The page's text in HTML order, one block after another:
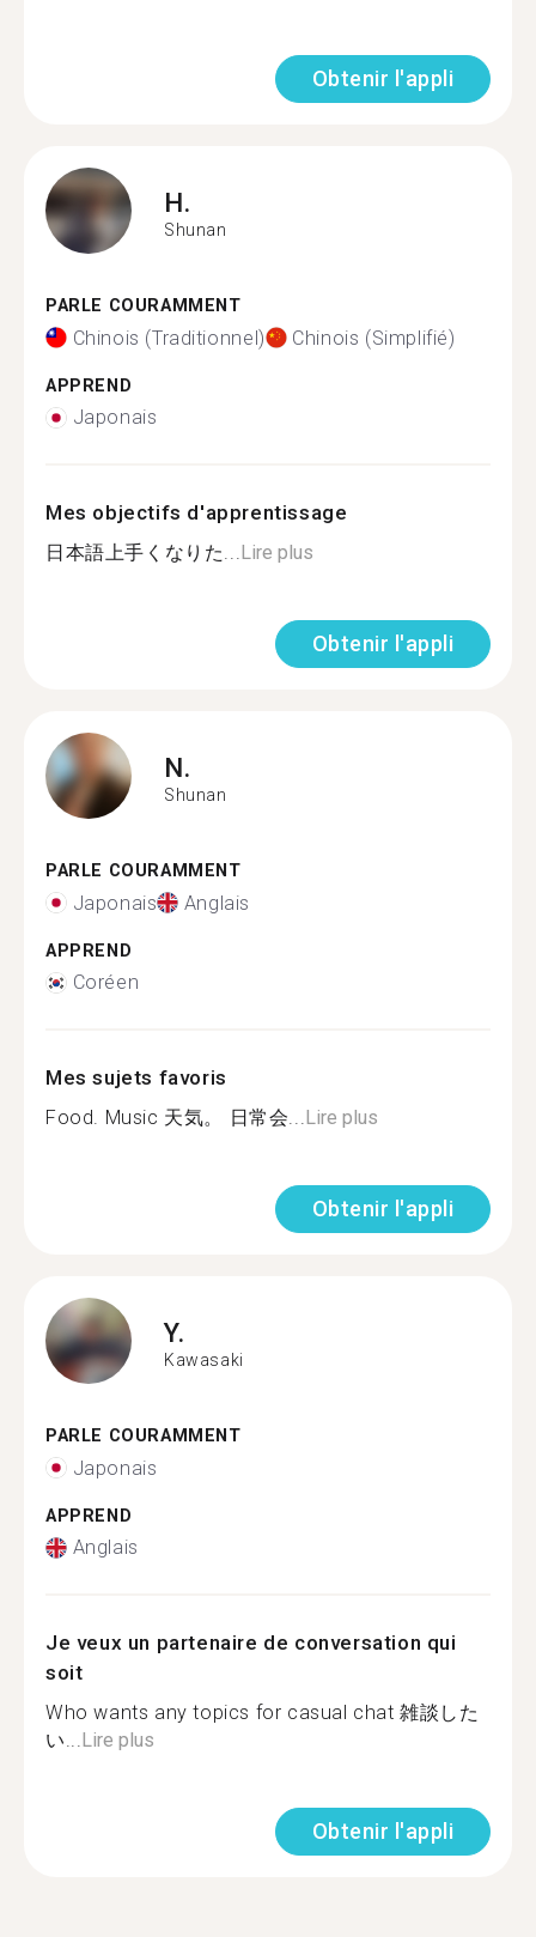
Obtenir l'appli
H.
Shunan
PARLE COURAMMENT
Chinois (Traditionnel) Chinois (Simplifié)
APPREND
Japonais
Mes objectifs d'apprentissage
日本語上手くなりた...Lire plus
Obtenir l'appli
N.
Shunan
PARLE COURAMMENT
Japonais Anglais
APPREND
Coréen
Mes sujets favoris
Food. Music 天気。 日常会...Lire plus
Obtenir l'appli
Y.
Kawasaki
PARLE COURAMMENT
Japonais
APPREND
Anglais
Je veux un partenaire de conversation qui
soit
Who wants any topics for casual chat 雑談した
い...Lire plus
Obtenir l'appli